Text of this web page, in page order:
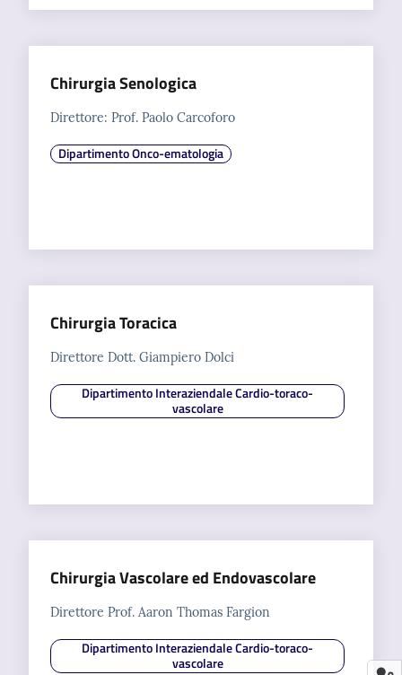
Chirurgia Senologica
Direttore: Prof. Paolo Carcoforo
Dipartimento Onco-ematologia
Chirurgia Toracica
Direttore Dott. Giampiero Dolci
Dipartimento Interaziendale Cardio-toraco-
vascolare
Chirurgia Vascolare ed Endovascolare
Direttore Prof. Aaron Thomas Fargion
Dipartimento Interaziendale Cardio-toraco-
vascolare